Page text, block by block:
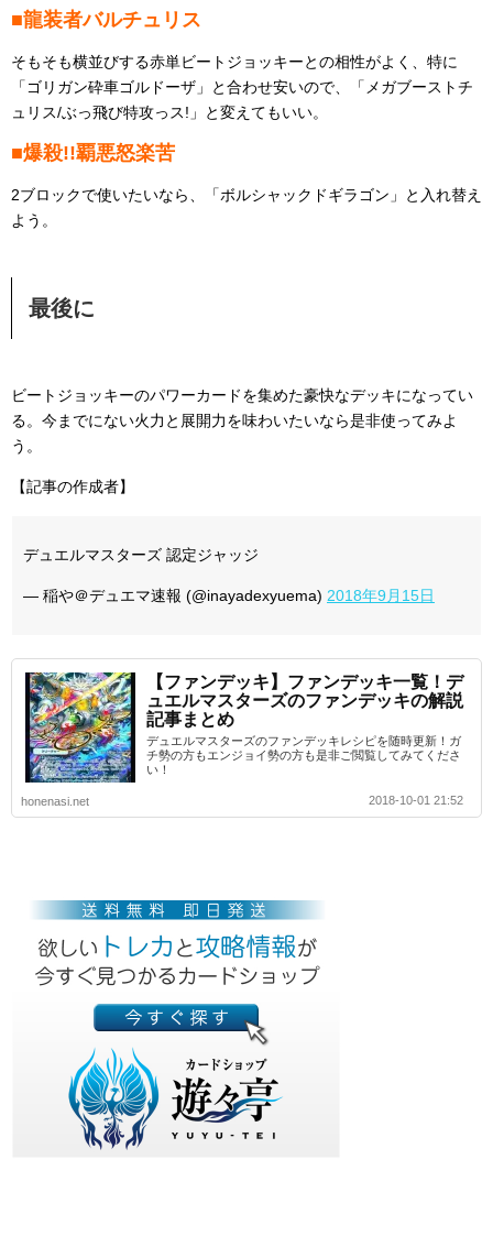
■龍装者バルチュリス
そもそも横並びする赤単ビートジョッキーとの相性がよく、特に
「ゴリガン砕車ゴルドーザ」と合わせ安いので、「メガブーストチ
ュリス/ぶっ飛び特攻っス!」と変えてもいい。
■爆殺!!覇悪怒楽苦
2ブロックで使いたいなら、「ボルシャックドギラゴン」と入れ替え
よう。
最後に
ビートジョッキーのパワーカードを集めた豪快なデッキになってい
る。今までにない火力と展開力を味わいたいなら是非使ってみよ
う。
【記事の作成者】
デュエルマスターズ 認定ジャッジ
— 稲や＠デュエマ速報 (@inayadexyuema) 2018年9月15日
【ファンデッキ】ファンデッキ一覧！デ
ュエルマスターズのファンデッキの解説
記事まとめ
デュエルマスターズのファンデッキレシピを随時更新！ガ
チ勢の方もエンジョイ勢の方も是非ご閲覧してみてくださ
い！
honenasi.net 2018-10-01 21:52